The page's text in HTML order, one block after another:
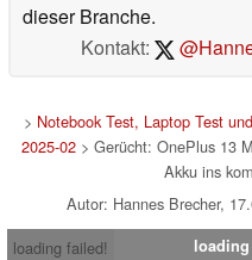
dieser Branche.
Kontakt:
> Notebook Test, Laptop Test
2025-02 > Gerücht: OnePlus 13
Akku ins
Autor: Hannes Brecher,
loading failed!